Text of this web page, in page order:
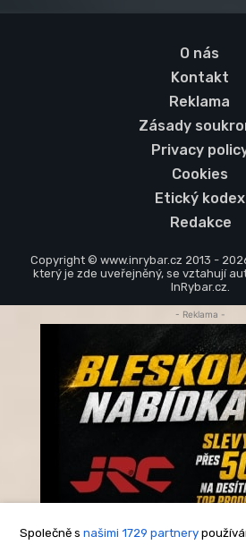
O nás
Kontakt
Reklama
Zásady
Privacy
Cookies
Etický kodex
Redakce
Copyright © www.inrybar.cz 2013 -
který je zde uveřejněný, se vztahují
InRybar.cz.
Společně s našimi 1729 partnery
- Reklama -